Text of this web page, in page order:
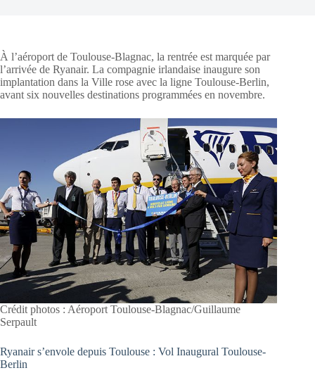
À l’aéroport de Toulouse-Blagnac, la rentrée est marquée par
l’arrivée de Ryanair. La compagnie irlandaise inaugure son
implantation dans la Ville rose avec la ligne Toulouse-Berlin,
avant six nouvelles destinations programmées en novembre.
Crédit photos : Aéroport Toulouse-Blagnac/Guillaume
Serpault
Ryanair s’envole depuis Toulouse : Vol Inaugural Toulouse-
Berlin